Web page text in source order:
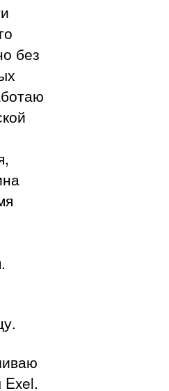
без